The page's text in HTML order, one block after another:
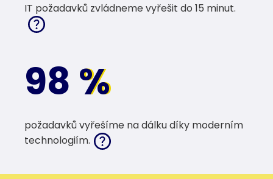
IT požadavků zvládneme vyřešit do 15 minut.
98 %
%
požadavků vyřešíme na dálku díky moderním
technologiím.